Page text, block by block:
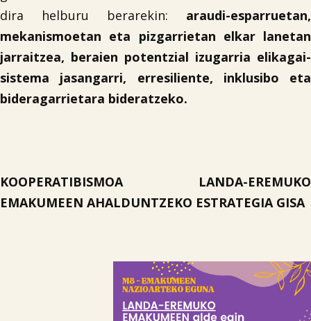
dira helburu berarekin: araudi-esparruetan,
mekanismoetan eta pizgarrietan elkar lanetan
jarraitzea, beraien potentzial izugarria elikagai-
sistema jasangarri, erresiliente, inklusibo eta
bideragarrietara bideratzeko.
KOOPERATIBISMOA LANDA-EREMUKO
EMAKUMEEN AHALDUNTZEKO ESTRATEGIA GISA